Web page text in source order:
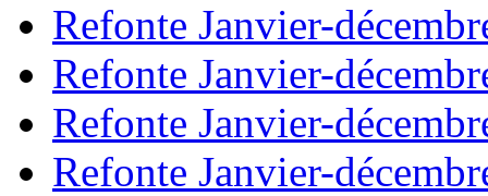
Refonte Janvier-
Refonte Janvier-
Refonte Janvier-
Refonte Janvier-